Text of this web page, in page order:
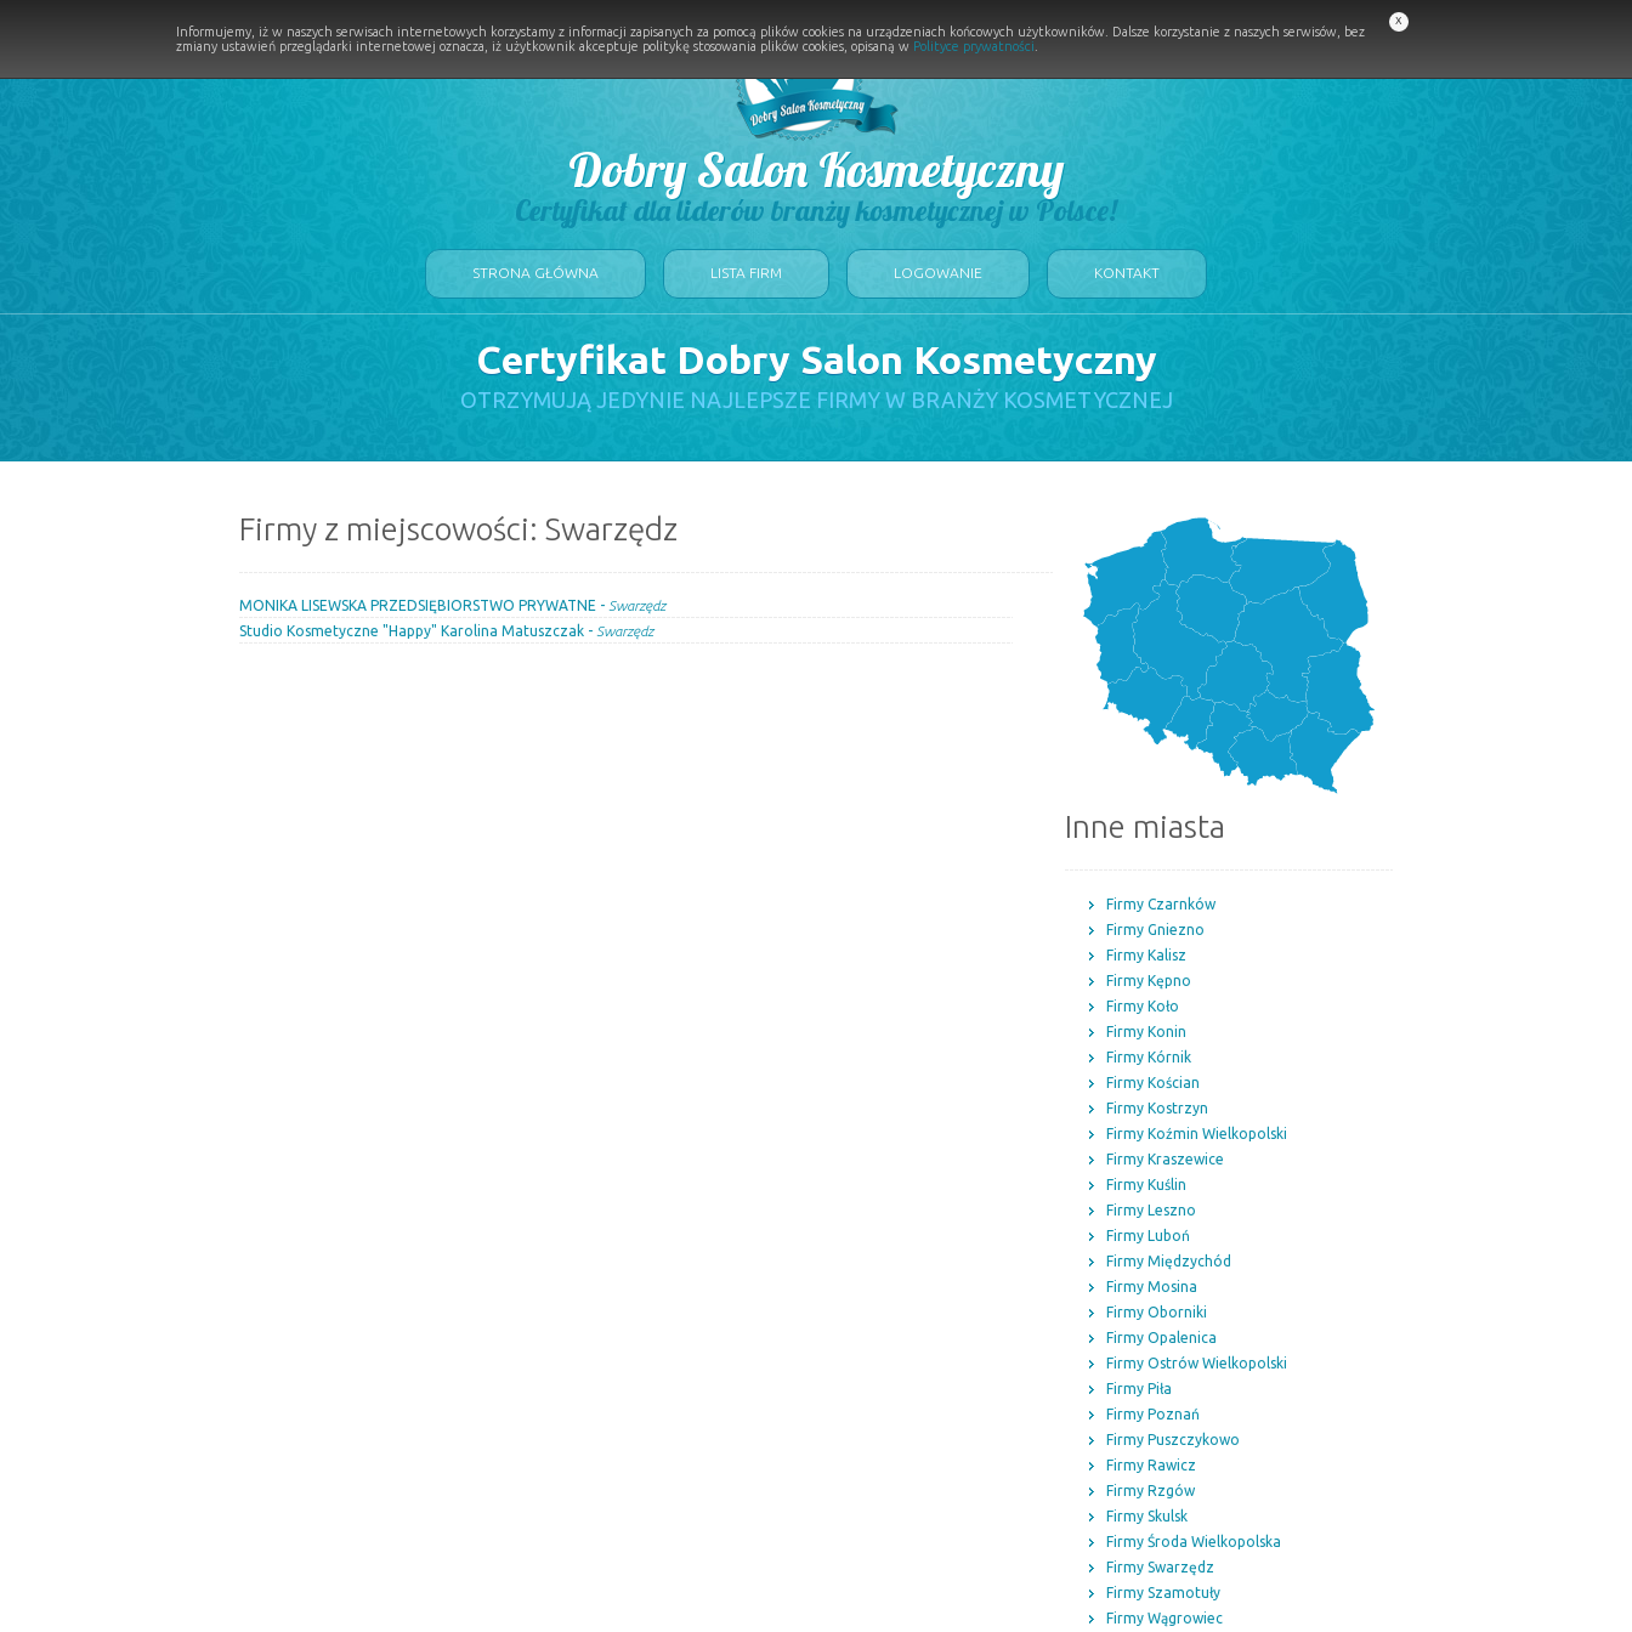
Dobry Salon Kosmetyczny
Certyfikat dla liderów branży kosmetycznej w Polsce!
STRONA GŁÓWNA LISTA FIRM LOGOWANIE KONTAKT
Certyfikat Dobry Salon Kosmetyczny
OTRZYMUJĄ JEDYNIE NAJLEPSZE FIRMY W BRANŻY KOSMETYCZNEJ
Firmy z miejscowości: Swarzędz
MONIKA LISEWSKA PRZEDSIĘBIORSTWO PRYWATNE - Swarzędz
Studio Kosmetyczne "Happy" Karolina Matuszczak - Swarzędz
Inne miasta
Firmy Czarnków
Firmy Gniezno
Firmy Kalisz
Firmy Kępno
Firmy Koło
Firmy Konin
Firmy Kórnik
Firmy Kościan
Firmy Kostrzyn
Firmy Koźmin Wielkopolski
Firmy Kraszewice
Firmy Kuślin
Firmy Leszno
Firmy Luboń
Firmy Międzychód
Firmy Mosina
Firmy Oborniki
Firmy Opalenica
Firmy Ostrów Wielkopolski
Firmy Piła
Firmy Poznań
Firmy Puszczykowo
Firmy Rawicz
Firmy Rzgów
Firmy Skulsk
Firmy Środa Wielkopolska
Firmy Swarzędz
Firmy Szamotuły
Firmy Wągrowiec
Informujemy, iż w naszych serwisach internetowych korzystamy z informacji zapisanych za pomocą plików cookies na urządzeniach końcowych użytkowników. Dalsze korzystanie z naszych serwisów, bez
zmiany ustawień przeglądarki internetowej oznacza, iż użytkownik akceptuje politykę stosowania plików cookies, opisaną w Polityce prywatności
x